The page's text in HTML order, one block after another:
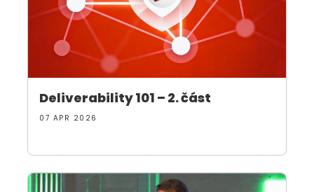
Deliverability 101 – 2. část
07 APR 2026